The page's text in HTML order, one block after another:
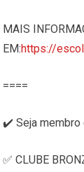
MAIS
EM:https://
====
✔️ Seja membro
✅ CLUBE